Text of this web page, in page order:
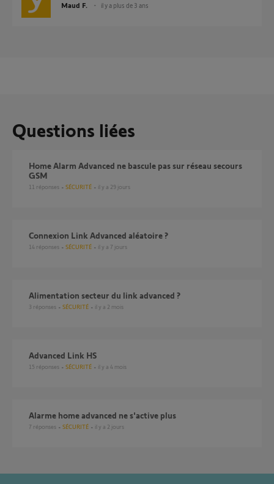
Maud F. il y a plus de 3 ans
Questions liées
Home Alarm Advanced ne bascule pas sur réseau secours
GSM
11 réponses SÉCURITÉ il y a 29 jours
Connexion Link Advanced aléatoire ?
14 réponses SÉCURITÉ il y a 7 jours
Alimentation secteur du link advanced ?
3 réponses SÉCURITÉ il y a 2 mois
Advanced Link HS
15 réponses SÉCURITÉ il y a 4 mois
Alarme home advanced ne s'active plus
7 réponses SÉCURITÉ il y a 2 jours